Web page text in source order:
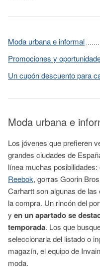
Moda urbana e informal
Promociones y
Un cupón descuento para
Moda urbana e
Los jóvenes que prefieren
grandes ciudades de
línea muchas
Reebok, gorras Goorin
Carhartt son algunas de
la compra. Un rincón del
y en un apartado se
temporada. Los que
seleccionarla del listado o
magazín, el equipo de
moda.